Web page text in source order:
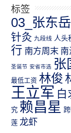
标签
03_张东
针灸 九段线 人头
行 南方周末 南
圣诞节 安省市选 张
最低工资 林俊
王立军 白
究 赖昌星
莲 龙虾